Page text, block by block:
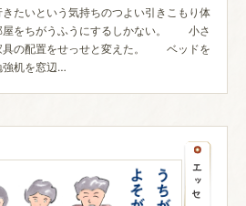
たいという気持ちのつよい引きこもり体
屋をちがうふうにするしかない。 小さ
具の配置をせっせと変えた。 ベッドを
強机を窓辺…